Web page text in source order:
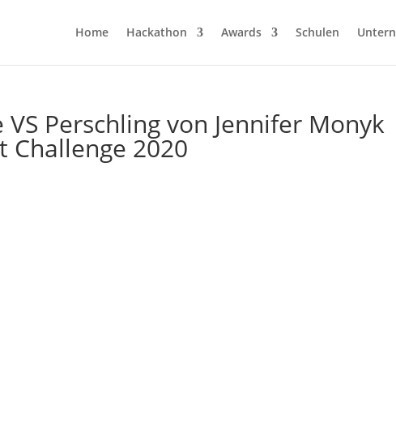
Home Hackathon Awards Schulen
Perschling von Jennifer Monyk
2020